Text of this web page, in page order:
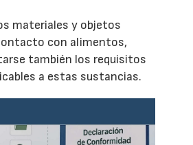
materiales y objetos
con alimentos,
también los requisitos
a estas sustancias.